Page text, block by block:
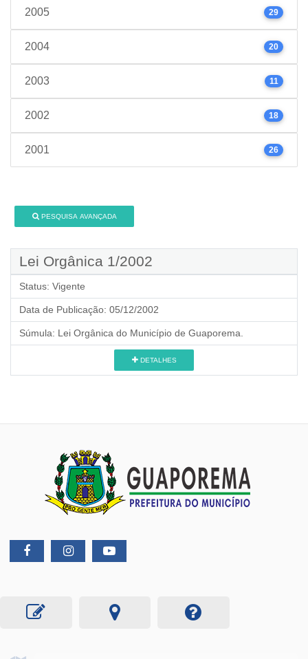
2005 29
2004 20
2003 11
2002 18
2001 26
PESQUISA AVANÇADA
Lei Orgânica 1/2002
Status: Vigente
Data de Publicação: 05/12/2002
Súmula: Lei Orgânica do Município de Guaporema.
DETALHES